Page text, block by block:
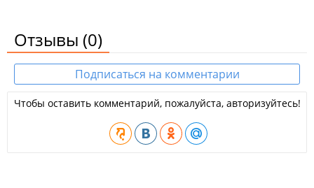
Отзывы (0)
Подписаться на комментарии
Чтобы оставить комментарий, пожалуйста, авторизуйтесь!